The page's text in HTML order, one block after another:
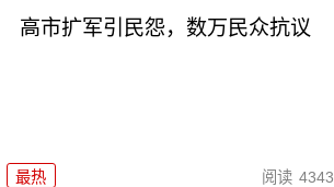
高市扩军引民怨，数万民众抗议
最热 阅读 4343